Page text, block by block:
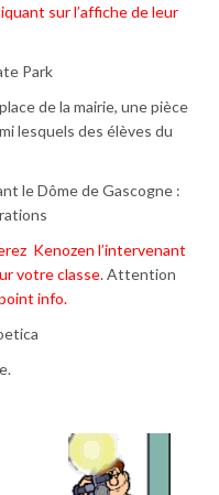
sur l’affiche de leur
Park
de la mairie, une pièce
lesquels des élèves du
le Dôme de Gascogne :
Kenozen l’intervenant
votre classe. Attention
info.